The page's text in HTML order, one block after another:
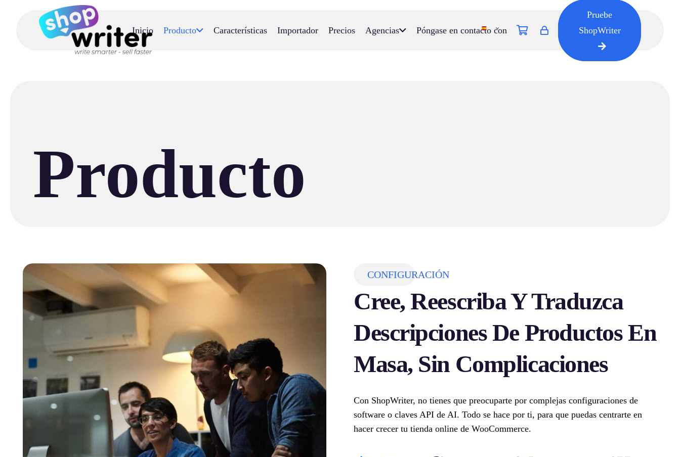
Inicio Producto Características Importador Precios Agencias Póngase en contacto con
Pruebe
ShopWriter
Producto
CONFIGURACIÓN
Cree, Reescriba Y Traduzca
Descripciones De Productos En
Masa, Sin Complicaciones
Con ShopWriter, no tienes que preocuparte por complejas configuraciones de
software o claves API de AI. Todo se hace por ti, para que puedas centrarte en
hacer crecer tu tienda online de WooCommerce.